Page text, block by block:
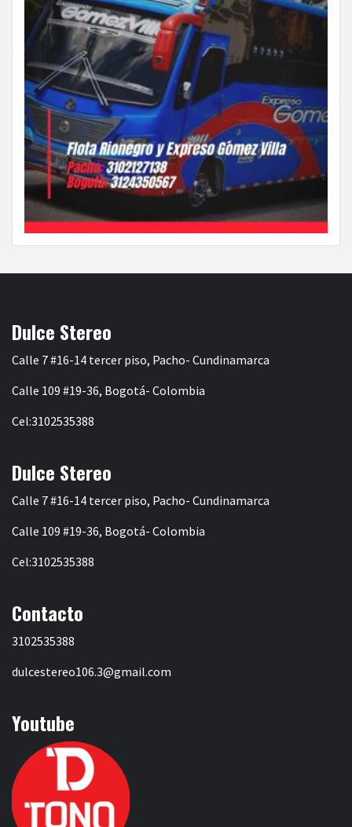
Dulce Stereo
Calle 7 #16-14 tercer piso, Pacho- Cundinamarca
Calle 109 #19-36, Bogotá- Colombia
Cel:3102535388
Dulce Stereo
Calle 7 #16-14 tercer piso, Pacho- Cundinamarca
Calle 109 #19-36, Bogotá- Colombia
Cel:3102535388
Contacto
3102535388
dulcestereo106.3@gmail.com
Youtube